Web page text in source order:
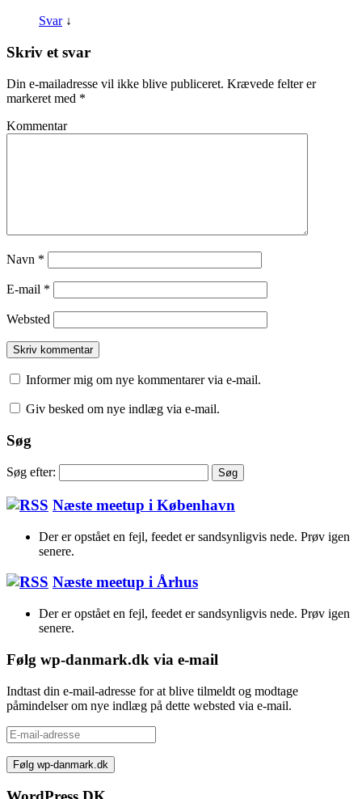
Svar ↓
Skriv et svar
Din e-mailadresse vil ikke blive publiceret. Krævede felter er
markeret med *
Kommentar
Navn *
E-mail *
Websted
Informer mig om nye kommentarer via e-mail.
Giv besked om nye indlæg via e-mail.
Søg
Søg efter:
Næste meetup i København
Der er opstået en fejl, feedet er sandsynligvis nede. Prøv igen
senere.
Næste meetup i Århus
Der er opstået en fejl, feedet er sandsynligvis nede. Prøv igen
senere.
Følg wp-danmark.dk via e-mail
Indtast din e-mail-adresse for at blive tilmeldt og modtage
påmindelser om nye indlæg på dette websted via e-mail.
E-
mail-
adresse